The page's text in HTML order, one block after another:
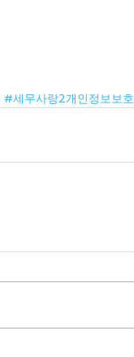
#세무사랑2개인정보보호